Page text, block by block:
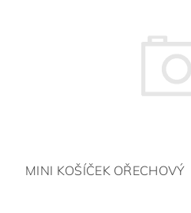
MINI KOŠÍČEK OŘECHOVÝ